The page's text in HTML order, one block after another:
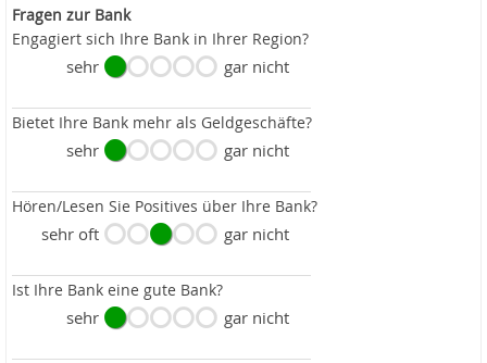
Fragen zur Bank
Engagiert sich Ihre Bank in Ihrer Region?
sehr gar nicht
Bietet Ihre Bank mehr als Geldgeschäfte?
sehr gar nicht
Hören/Lesen Sie Positives über Ihre Bank?
sehr oft gar nicht
Ist Ihre Bank eine gute Bank?
sehr gar nicht